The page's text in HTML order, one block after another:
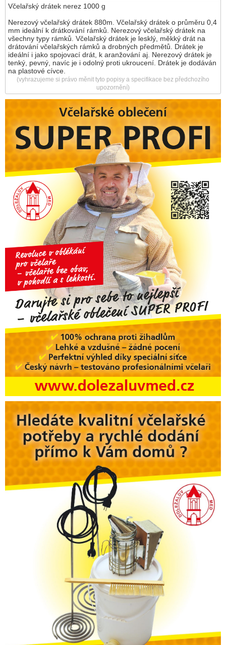
Včelařský drátek nerez 1000 g
Nerezový včelařský drátek 880m. Včelařský drátek o průměru 0,4
mm ideální k drátkování rámků. Nerezový včelařský drátek na
všechny typy rámků. Včelařský drátek je lesklý, měkký drát na
drátování včelařských rámků a drobných předmětů. Drátek je
ideální i jako spojovací drát, k aranžování aj. Nerezový drátek je
tenký, pevný, navíc je i odolný proti ukroucení. Drátek je dodáván
na plastové cívce.
(vyhrazujeme si právo měnit tyto popisy a specifikace bez předchozího
upozornění)